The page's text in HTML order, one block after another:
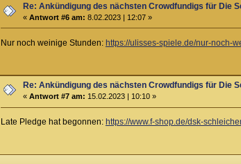
Re: Ankündigung des nächsten Crowdfundigs für Die
«Antwort #6 am: 8.02.2023 | 12:07 »
Nur noch weinige Stunden: https://ulisses-spiele.de/nur-noch-
Re: Ankündigung des nächsten Crowdfundigs für Die
«Antwort #7 am: 15.02.2023 | 10:10 »
Late Pledge hat begonnen: https://www.f-shop.de/dsk-